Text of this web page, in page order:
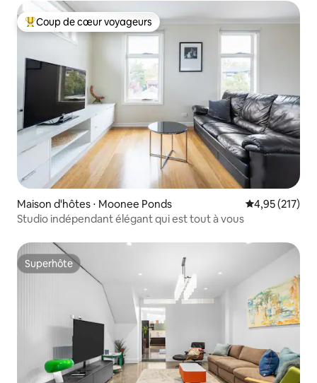
Coups de cœur voyageurs les plus appréciés
Coup de cœur voyageurs
Maison d'hôtes ⋅ Moonee Ponds Évaluation
4,95 (217)
Studio indépendant élégant qui est tout à vous
Superhôte
Superhôte